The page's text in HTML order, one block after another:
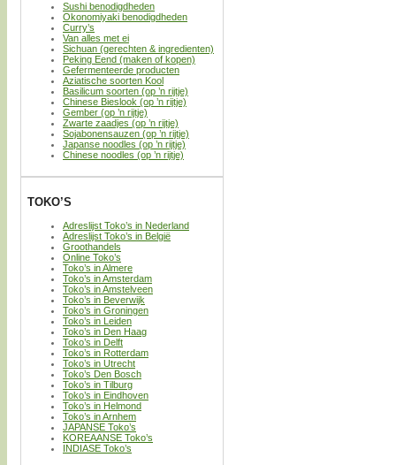
Sushi benodigdheden
Okonomiyaki benodigdheden
Curry’s
Van alles met ei
Sichuan (gerechten & ingredienten)
Peking Eend (maken of kopen)
Gefermenteerde producten
Aziatische soorten Kool
Basilicum soorten (op ’n rijtje)
Chinese Bieslook (op ’n rijtje)
Gember (op ’n rijtje)
Zwarte zaadjes (op ’n rijtje)
Sojabonensauzen (op ’n rijtje)
Japanse noodles (op ’n rijtje)
Chinese noodles (op ’n rijtje)
TOKO’S
Adreslijst Toko’s in Nederland
Adreslijst Toko’s in België
Groothandels
Online Toko’s
Toko’s in Almere
Toko’s in Amsterdam
Toko’s in Amstelveen
Toko’s in Beverwijk
Toko’s in Groningen
Toko’s in Leiden
Toko’s in Den Haag
Toko’s in Delft
Toko’s in Rotterdam
Toko’s in Utrecht
Toko’s Den Bosch
Toko’s in Tilburg
Toko’s in Eindhoven
Toko’s in Helmond
Toko’s in Arnhem
JAPANSE Toko’s
KOREAANSE Toko’s
INDIASE Toko’s